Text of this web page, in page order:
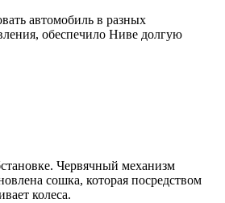
автомобиль в разных
обеспечило Ниве долгую
Червячный механизм
сошка, которая посредством
колеса.